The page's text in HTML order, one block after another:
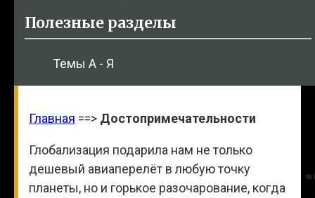
Полезные разделы
Темы А - Я
Главная ==> Достопримечательности
Глобализация подарила нам не только
дешевый авиаперелёт в любую точку
планеты, но и горькое разочарование, когда